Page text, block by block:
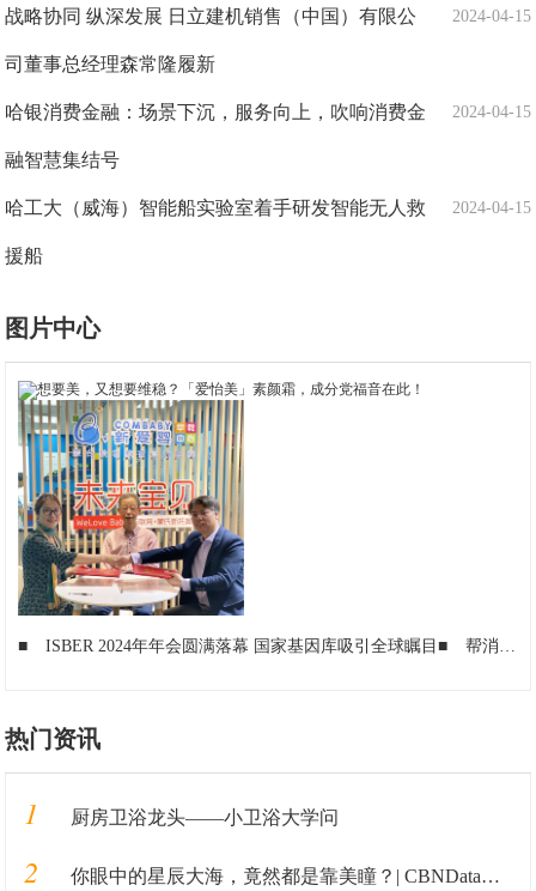
2024-04-15
战略协同 纵深发展 日立建机销售（中国）有限公
司董事总经理森常隆履新
2024-04-15
哈银消费金融：场景下沉，服务向上，吹响消费金
融智慧集结号
2024-04-15
哈工大（威海）智能船实验室着手研发智能无人救
援船
图片中心
■ ISBER 2024年年会圆满落幕 国家基因库吸引全球瞩目■ 帮消费者安居，助服务者乐业，贝壳杭州站获“上城区优秀合伙人”表彰
热门资讯
1 厨房卫浴龙头——小卫浴大学问
2 你眼中的星辰大海，竟然都是靠美瞳？| CBNData报告